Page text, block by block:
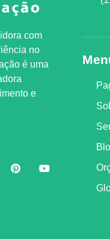
com
no
é uma
e